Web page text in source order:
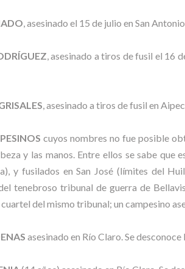
, asesinado el 15 de julio en San
, asesinado a tiros de fusil el 16
, asesinado a tiros de fusil en
cuyos nombres no fue posible
y las manos. Entre ellos se sabe que
y fusilados en San José (límites del
tenebroso tribunal de guerra de
del mismo tribunal; un campesino
asesinado en Río Claro. Se desconoce